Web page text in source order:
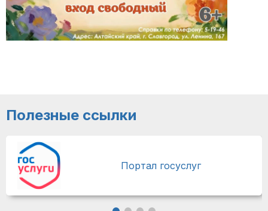
Полезные ссылки
Портал госуслуг